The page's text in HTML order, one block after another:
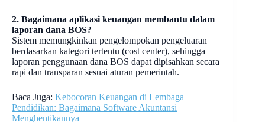
2. Bagaimana aplikasi keuangan membantu dalam
laporan dana BOS?
Sistem memungkinkan pengelompokan pengeluaran
berdasarkan kategori tertentu (cost center), sehingga
laporan penggunaan dana BOS dapat dipisahkan secara
rapi dan transparan sesuai aturan pemerintah.
Baca Juga: Kebocoran Keuangan di Lembaga
Pendidikan: Bagaimana Software Akuntansi
Menghentikannya